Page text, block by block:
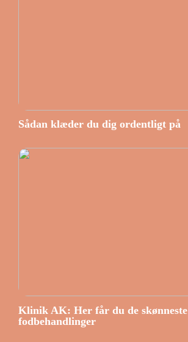
Sådan klæder du dig ordentligt på
Klinik AK: Her får du de skønneste
fodbehandlinger